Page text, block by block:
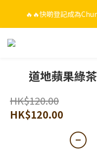
🔥🔥快啲登記成為
🔥🔥快啲登記成為
🎁🤩🤩超值優惠：網上下單
$988 即可免費獲贈
🔥🔥快啲登記成為
道地蘋果綠
HK$120.00
HK$120.00